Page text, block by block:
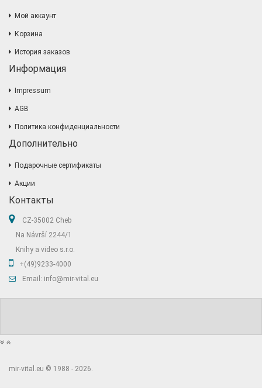
Мой аккаунт
Корзина
История заказов
Информация
Impressum
AGB
Политика конфиденциальности
Дополнительно
Подарочные сертификаты
Акции
Контакты
CZ-35002 Cheb
Na Návrší 2244/1
Knihy a video s.r.o.
+(49)9233-4000
Email: info@mir-vital.eu
mir-vital.eu © 1988 - 2026.